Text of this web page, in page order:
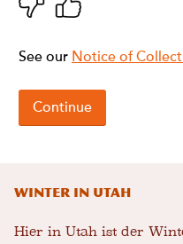
Winter in Utah
Hier in Utah ist der